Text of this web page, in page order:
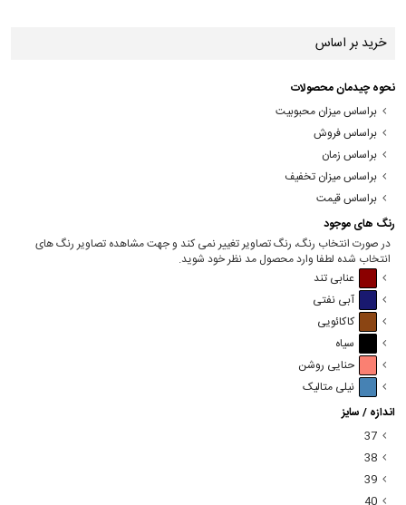
خرید بر اساس
نحوه چیدمان محصولات
براساس میزان محبوبیت
براساس فروش
براساس زمان
براساس میزان تخفیف
براساس قیمت
رنگ های موجود
در صورت انتخاب رنگ، رنگ تصاویر تغییر نمی کند و جهت مشاهده تصاویر رنگ های
انتخاب شده لطفا وارد محصول مد نظر خود شوید.
عنابی تند
آبی نفتی
کاکائویی
سیاه
حنایی روشن
نیلی متالیک
اندازه / سایز
37
38
39